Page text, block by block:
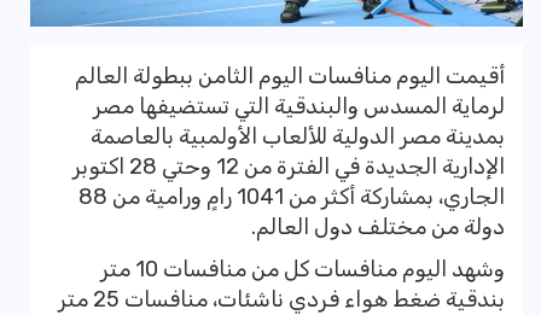
أقيمت اليوم منافسات اليوم الثامن ببطولة العالم
لرماية المسدس والبندقية التي تستضيفها مصر
بمدينة مصر الدولية للألعاب الأولمبية بالعاصمة
الإدارية الجديدة في الفترة من 12 وحتي 28 اكتوبر
الجاري، بمشاركة أكثر من 1041 رامٍ ورامية من 88
دولة من مختلف دول العالم.
وشهد اليوم منافسات كل من منافسات 10 متر
بندقية ضغط هواء فردي ناشئات، منافسات 25 متر